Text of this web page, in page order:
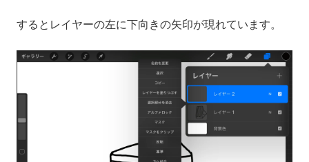
するとレイヤーの左に下向きの矢印が現れています。